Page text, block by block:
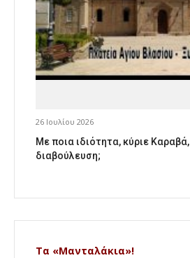
26 Ιουλίου 2026
Με ποια ιδιότητα, κύριε
διαβούλευση;
Τα «Μανταλάκια»!